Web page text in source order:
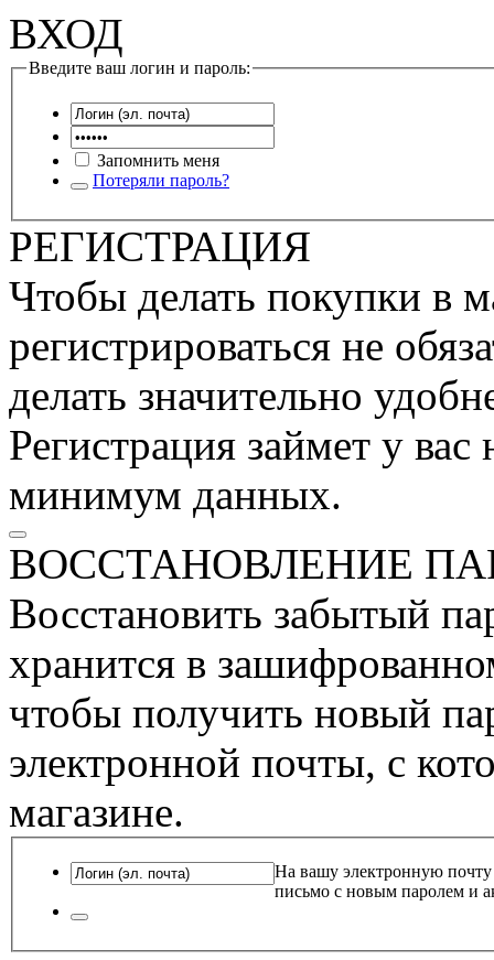
ВХОД
Введите ваш логин и пароль:
Запомнить меня
Потеряли пароль?
РЕГИСТРАЦИЯ
Чтобы делать покупки в
регистрироваться не
делать значительно
Регистрация займет у
минимум данных.
ВОССТАНОВЛЕНИЕ
Восстановить забытый
хранится в
чтобы получить новый
электронной почты, с
магазине.
На вашу электронную почту
письмо с новым паролем и